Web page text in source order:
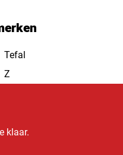
Tefal
Z
klaar.